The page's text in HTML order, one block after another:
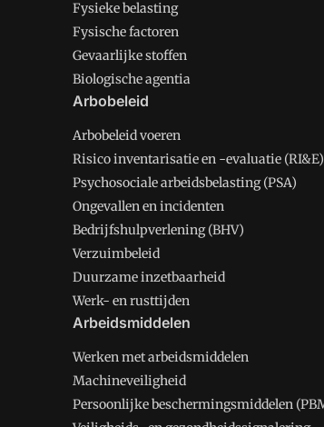
Fysieke belasting
Fysische factoren
Gevaarlijke stoffen
Biologische agentia
Arbobeleid
Arbobeleid voeren
Risico inventarisatie en -evaluatie (RI&E)
Psychosociale arbeidsbelasting (PSA)
Ongevallen en incidenten
Bedrijfshulpverlening (BHV)
Verzuimbeleid
Duurzame inzetbaarheid
Werk- en rusttijden
Arbeidsmiddelen
Werken met arbeidsmiddelen
Machineveiligheid
Persoonlijke beschermingsmiddelen